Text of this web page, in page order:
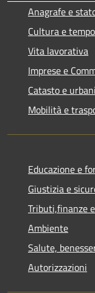
Anagrafe e
Cultura e
Vita lavorativa
Imprese e
Catasto e
Mobilità e
Educazione e
Giustizia e
Tributi,finanze
Ambiente
Salute,
Autorizzazioni